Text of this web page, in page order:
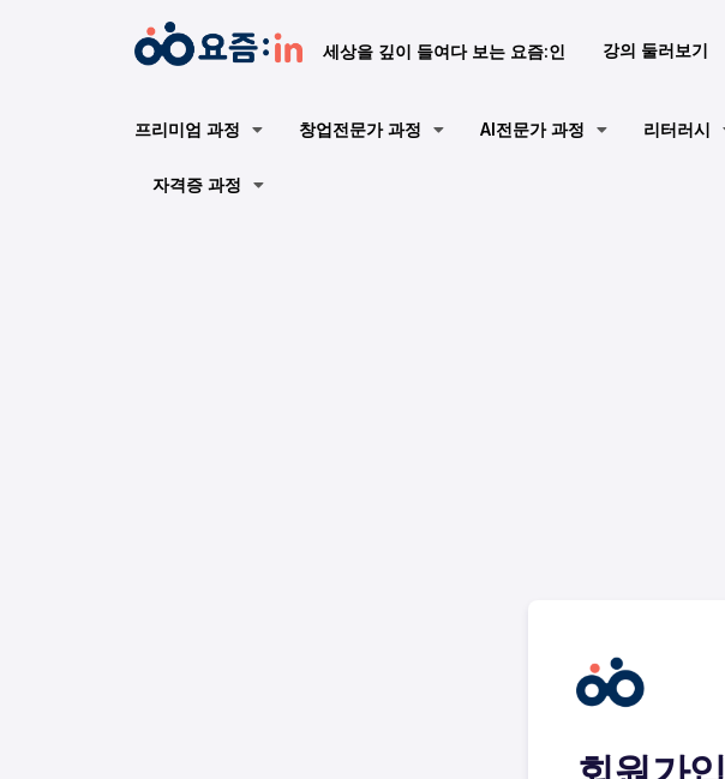
세상을 깊이 들여다 보는 요즘:인 강의 둘러보기
프리미엄 과정 창업전문가 과정 AI전문가 과정 리터러시
자격증 과정